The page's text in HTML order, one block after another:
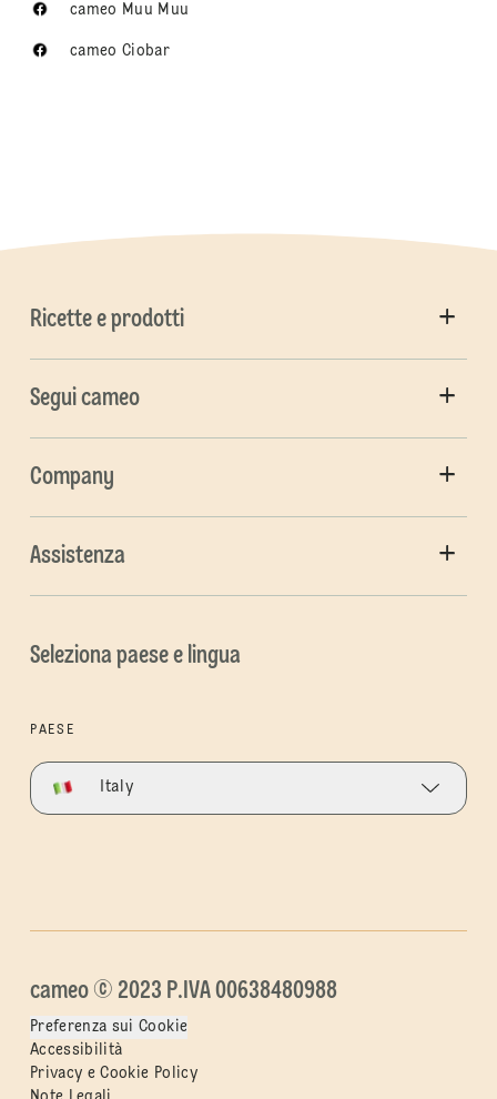
cameo Muu Muu
cameo Ciobar
Ricette e prodotti
Segui cameo
Company
Assistenza
Seleziona paese e lingua
PAESE
Italy
cameo © 2023 P.IVA 00638480988
Preferenza sui Cookie
Accessibilità
Privacy e Cookie Policy